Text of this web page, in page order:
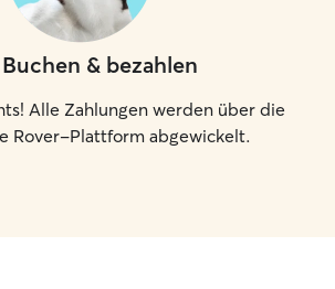
Buchen & bezahlen
Alle Zahlungen werden über die
Rover-Plattform abgewickelt.